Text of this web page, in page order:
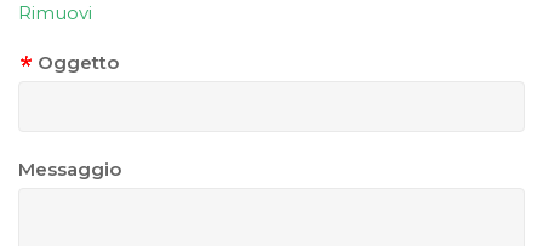
Rimuovi
Oggetto
Messaggio